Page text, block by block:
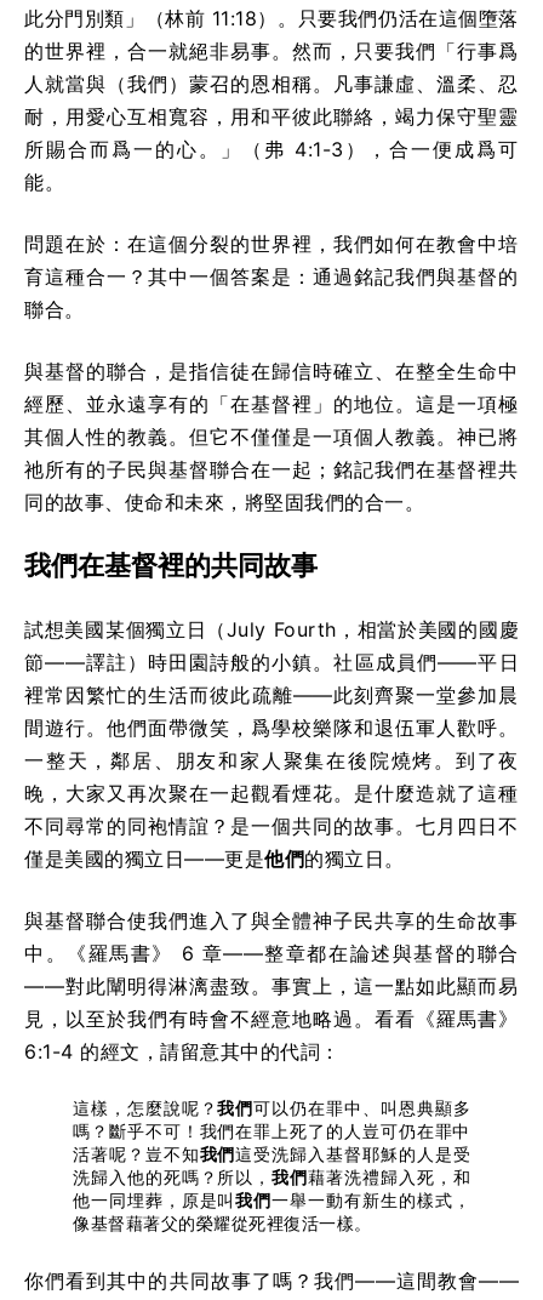
此分門別類」（林前 11:18）。只要我們仍活在這個墮落
的世界裡，合一就絕非易事。然而，只要我們「行事爲
人就當與（我們）蒙召的恩相稱。凡事謙虛、溫柔、忍
耐，用愛心互相寬容，用和平彼此聯絡，竭力保守聖靈
所賜合而爲一的心。」（弗 4:1-3），合一便成爲可
能。
問題在於：在這個分裂的世界裡，我們如何在教會中培
育這種合一？其中一個答案是：通過銘記我們與基督的
聯合。
與基督的聯合，是指信徒在歸信時確立、在整全生命中
經歷、並永遠享有的「在基督裡」的地位。這是一項極
其個人性的教義。但它不僅僅是一項個人教義。神已將
祂所有的子民與基督聯合在一起；銘記我們在基督裡共
同的故事、使命和未來，將堅固我們的合一。
我們在基督裡的共同故事
試想美國某個獨立日（July Fourth，相當於美國的國慶
節——譯註）時田園詩般的小鎮。社區成員們——平日
裡常因繁忙的生活而彼此疏離——此刻齊聚一堂參加晨
間遊行。他們面帶微笑，爲學校樂隊和退伍軍人歡呼。
一整天，鄰居、朋友和家人聚集在後院燒烤。到了夜
晚，大家又再次聚在一起觀看煙花。是什麼造就了這種
不同尋常的同袍情誼？是一個共同的故事。七月四日不
僅是美國的獨立日——更是他們的獨立日。
與基督聯合使我們進入了與全體神子民共享的生命故事
中。《羅馬書》 6 章——整章都在論述與基督的聯合
——對此闡明得淋漓盡致。事實上，這一點如此顯而易
見，以至於我們有時會不經意地略過。看看《羅馬書》
6:1-4 的經文，請留意其中的代詞：
這樣，怎麼說呢？我們可以仍在罪中、叫恩典顯多
嗎？斷乎不可！我們在罪上死了的人豈可仍在罪中
活著呢？豈不知我們這受洗歸入基督耶穌的人是受
洗歸入他的死嗎？所以，我們藉著洗禮歸入死，和
他一同埋葬，原是叫我們一舉一動有新生的樣式，
像基督藉著父的榮耀從死裡復活一樣。
你們看到其中的共同故事了嗎？我們——這間教會——